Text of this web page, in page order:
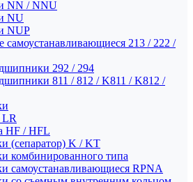
NN / NNU
NU
NUP
самоустанавливающиеся 213 / 222 /
292 / 294
811 / 812 / K811 / K812 /
LR
HF / HFL
(сепаратор) K / KT
комбинированного типа
самоустанавливающиеся RPNA